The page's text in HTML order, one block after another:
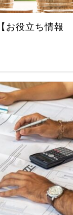
お役立ち情報